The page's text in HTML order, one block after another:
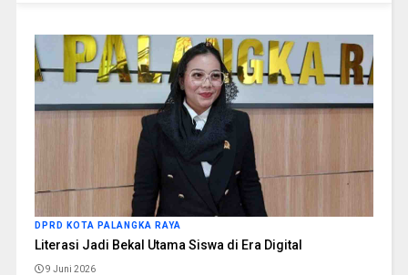
DPRD KOTA PALANGKA RAYA
Literasi Jadi Bekal Utama Siswa di Era Digital
9 Juni 2026